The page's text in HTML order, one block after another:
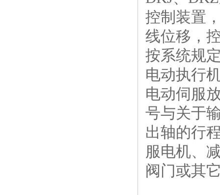
控制装置
线位移，
按系统规
电动执行
电动伺服
号与关于
出轴的行
服电机、
阀门或其